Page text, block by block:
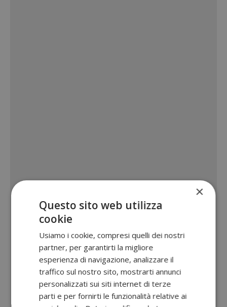
×
Questo sito web utilizza
cookie
Usiamo i cookie, compresi quelli dei nostri
partner, per garantirti la migliore
esperienza di navigazione, analizzare il
traffico sul nostro sito, mostrarti annunci
personalizzati sui siti internet di terze
parti e per fornirti le funzionalità relative ai